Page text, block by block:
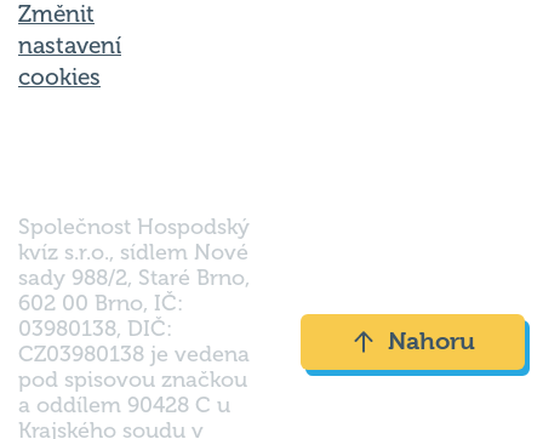
Změnit
nastavení
cookies
Společnost Hospodský
kvíz s.r.o., sídlem Nové
sady 988/2, Staré Brno,
602 00 Brno, IČ:
03980138, DIČ:
CZ03980138 je vedena
pod spisovou značkou
a oddílem 90428 C u
Krajského soudu v
Nahoru